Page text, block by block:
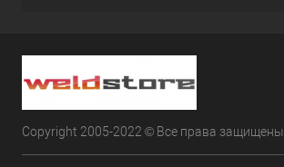
Copyright 2005-2022 © Все права защищены.